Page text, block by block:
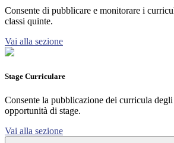
Consente di pubblicare e monitorare i
classi quinte.
Vai alla sezione
Stage Curriculare
Consente la pubblicazione dei curricula
opportunità di stage.
Vai alla sezione